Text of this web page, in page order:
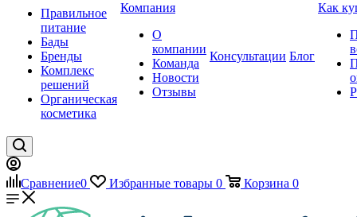
Правильное
питание
Бады
Бренды
Комплекс
решений
Органическая
косметика
Компания
О
компании
Команда
Новости
Отзывы
Консультации Блог
Как
Сравнение0 Избранные товары 0 Корзина 0